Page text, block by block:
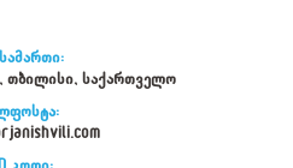
თბილისი, საქართველო